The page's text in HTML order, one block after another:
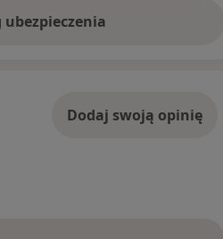
ubezpieczenia
Dodaj swoją opinię